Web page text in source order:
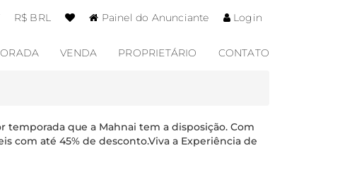
R$ BRL Painel do Anunciante Login
VENDA PROPRIETÁRIO CONTATO
temporada que a Mahnai tem a disposição. Com
com até 45% de desconto.Viva a Experiência de